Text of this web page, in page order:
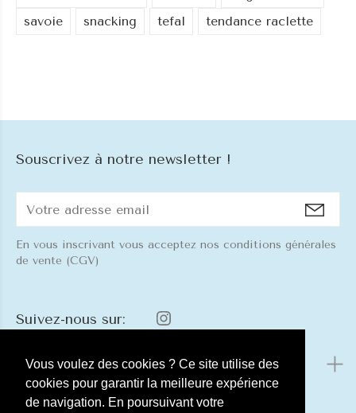
Vous voulez des cookies ? Ce site utilise des
cookies pour garantir la meilleure expérience
de navigation. En poursuivant votre
savoie
snacking tefal tendance raclette
Souscrivez à notre newsletter !
En vous inscrivant vous acceptez nos conditions générales
de vente (CGV)
Suivez-nous sur:
Menu